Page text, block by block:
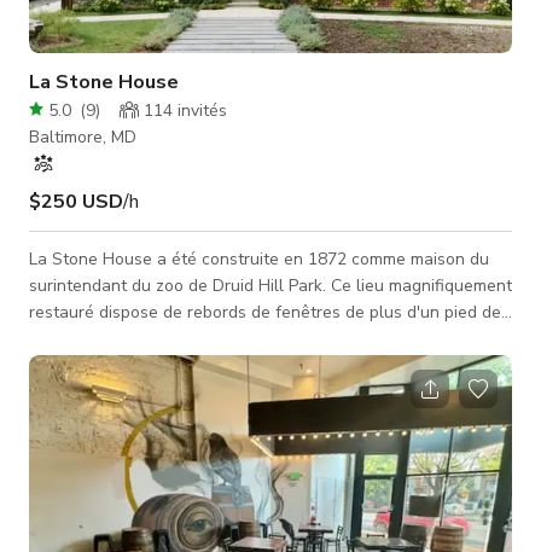
La Stone House
5.0 (9) 114 invités
Baltimore, MD
$250 USD/h
La Stone House a été construite en 1872 comme maison du
surintendant du zoo de Druid Hill Park. Ce lieu magnifiquement
restauré dispose de rebords de fenêtres de plus d'un pied de
deux étages avec une pièce annexe en baie vitrée de 336
pieds carrés, une cuisine de restauration et une alcôve de
repos avec deux demi-salles de bain. Les équipements offerts
avec le lieu sont : - Écran média avec connexion ordinateur
portable